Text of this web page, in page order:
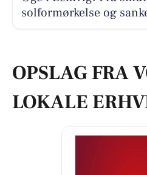
solformørkelse og
OPSLAG FRA
LOKALE